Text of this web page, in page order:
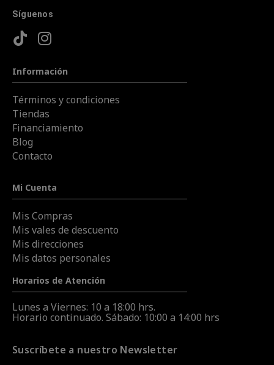
Síguenos
Información
Términos y condiciones
Tiendas
Financiamiento
Blog
Contacto
Mi Cuenta
Mis Compras
Mis vales de descuento
Mis direcciones
Mis datos personales
Horarios de Atención
Lunes a Viernes: 10 a 18:00 hrs.
Horario continuado. Sábado: 10:00 a 14:00 hrs
Suscríbete a nuestro Newsletter